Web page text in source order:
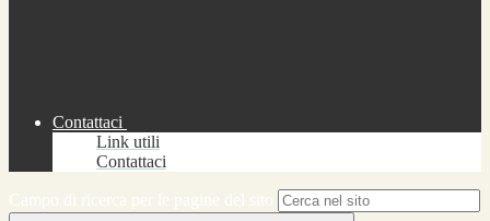
Contattaci
Link utili
Contattaci